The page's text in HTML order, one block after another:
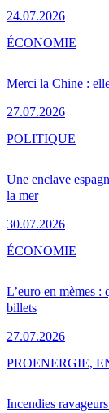
24.07.2026
Merci la Chine :
27.07.2026
ÉCONOMIE
Une enclave
la mer
30.07.2026
POLITIQUE
L’euro en mèmes :
billets
27.07.2026
ÉCONOMIE
Incendies
PROENERGIE,